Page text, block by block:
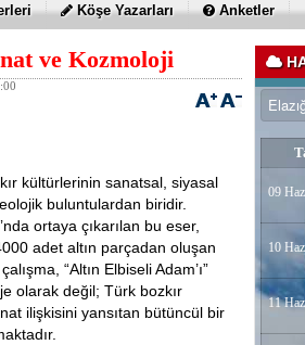
Köşe Yazarları Anketler
ve Kozmoloji
kültürlerinin sanatsal, siyasal
buluntulardan biridir.
ortaya çıkarılan bu eser,
adet altın parçadan oluşan
“Altın Elbiseli Adam’ı”
olarak değil; Türk bozkır
ilişkisini yansıtan bütüncül bir
09
10
11